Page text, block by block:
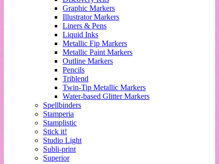
Graphic Markers
Illustrator Markers
Liners & Pens
Liquid Inks
Metallic Fip Markers
Metallic Paint Markers
Outline Markers
Pencils
Triblend
Twin-Tip Metallic Markers
Water-based Glitter Markers
Spellbinders
Stamperia
Stamplistic
Stick it!
Studio Light
Subli-print
Superior